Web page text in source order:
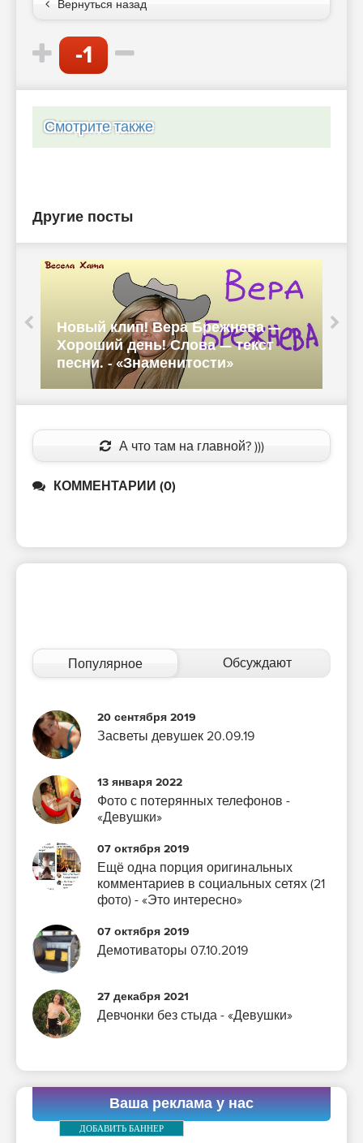
Вернуться назад
-1
Смотрите также
Другие посты
Новый клип! Вера Брежнева —
Хороший день! Слова — текст
песни. - «Знаменитости»
А что там на главной? )))
КОММЕНТАРИИ (0)
Популярное Обсуждают
20 сентября 2019
Засветы девушек 20.09.19
13 января 2022
Фото с потерянных телефонов -
«Девушки»
07 октября 2019
Ещё одна порция оригинальных
комментариев в социальных сетях (21
фото) - «Это интересно»
07 октября 2019
Демотиваторы 07.10.2019
27 декабря 2021
Девчонки без стыда - «Девушки»
Ваша реклама у нас
ДОБАВИТЬ БАННЕР